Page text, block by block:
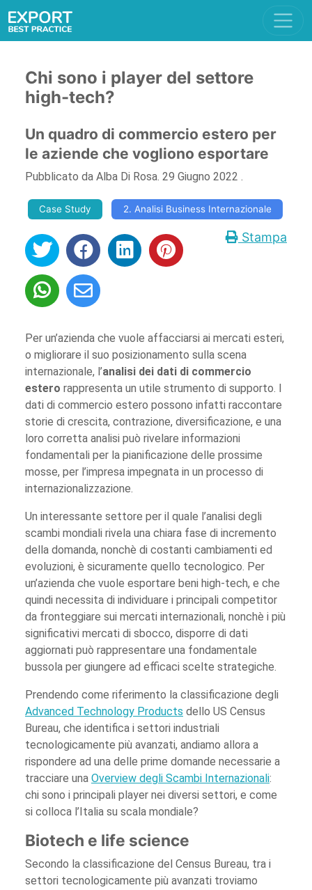
Chi sono i player del settore
high-tech?
Un quadro di commercio estero per
le aziende che vogliono esportare
Pubblicato da Alba Di Rosa. 29 Giugno 2022 .
Case Study 2. Analisi Business Internazionale
Stampa
Per un’azienda che vuole affacciarsi ai mercati esteri,
o migliorare il suo posizionamento sulla scena
internazionale, l’analisi dei dati di commercio
estero rappresenta un utile strumento di supporto. I
dati di commercio estero possono infatti raccontare
storie di crescita, contrazione, diversificazione, e una
loro corretta analisi può rivelare informazioni
fondamentali per la pianificazione delle prossime
mosse, per l’impresa impegnata in un processo di
internazionalizzazione.
Un interessante settore per il quale l’analisi degli
scambi mondiali rivela una chiara fase di incremento
della domanda, nonchè di costanti cambiamenti ed
evoluzioni, è sicuramente quello tecnologico. Per
un’azienda che vuole esportare beni high-tech, e che
quindi necessita di individuare i principali competitor
da fronteggiare sui mercati internazionali, nonchè i più
significativi mercati di sbocco, disporre di dati
aggiornati può rappresentare una fondamentale
bussola per giungere ad efficaci scelte strategiche.
Prendendo come riferimento la classificazione degli
Advanced Technology Products dello US Census
Bureau, che identifica i settori industriali
tecnologicamente più avanzati, andiamo allora a
rispondere ad una delle prime domande necessarie a
tracciare una Overview degli Scambi Internazionali:
chi sono i principali player nei diversi settori, e come
si colloca l’Italia su scala mondiale?
Biotech e life science
Secondo la classificazione del Census Bureau, tra i
settori tecnologicamente più avanzati troviamo